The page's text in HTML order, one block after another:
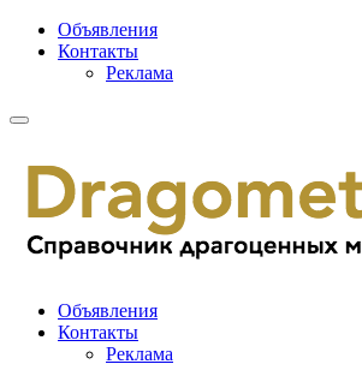
Объявления
Контакты
Реклама
Объявления
Контакты
Реклама